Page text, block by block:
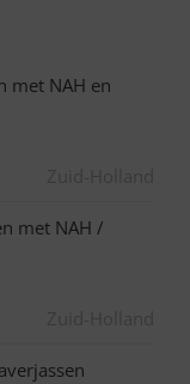
met NAH en
met NAH /